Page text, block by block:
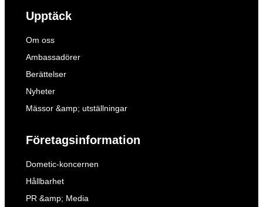
Upptäck
Om oss
Ambassadörer
Berättelser
Nyheter
Mässor &amp; utställningar
Företagsinformation
Dometic-koncernen
Hållbarhet
PR &amp; Media